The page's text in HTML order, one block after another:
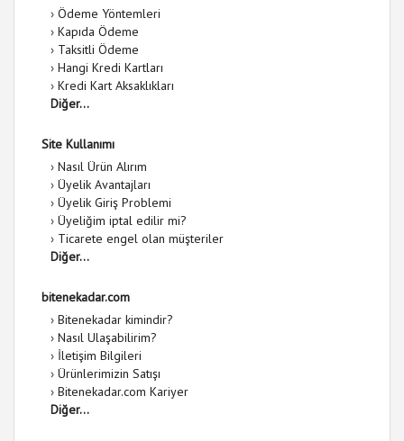
› Ödeme Yöntemleri
› Kapıda Ödeme
› Taksitli Ödeme
› Hangi Kredi Kartları
› Kredi Kart Aksaklıkları
Diğer...
Site Kullanımı
› Nasıl Ürün Alırım
› Üyelik Avantajları
› Üyelik Giriş Problemi
› Üyeliğim iptal edilir mi?
› Ticarete engel olan müşteriler
Diğer...
bitenekadar.com
› Bitenekadar kimindir?
› Nasıl Ulaşabilirim?
› İletişim Bilgileri
› Ürünlerimizin Satışı
› Bitenekadar.com Kariyer
Diğer...